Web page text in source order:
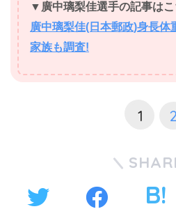
▼廣中璃梨佳選手の記事はこ
廣中璃梨佳(日本郵政)身長体
家族も調査!
1 2